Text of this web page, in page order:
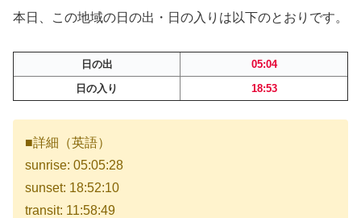
本日、この地域の日の出・日の入りは以下のとおりです。
日の出
05:04
日の入り
18:53
■詳細（英語）
sunrise: 05:05:28
sunset: 18:52:10
transit: 11:58:49